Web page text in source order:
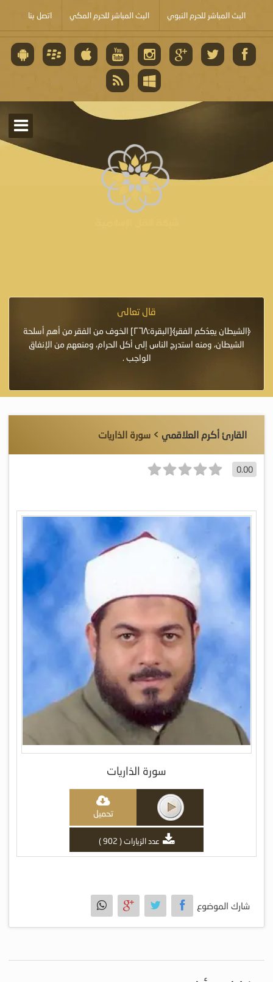
البث المباشر للحرم النبوي البث المباشر للحرم المكي اتصل بنا
قال تعالى
﴿الشيطان يعِدُكم الفقر﴾[البقرة:٢٦٨] الخوف من الفقر من أهم أسلحة
الشيطان، ومنه استدرج الناس إلى أكل الحرام، ومنعهم من الإنفاق
الواجب .
القارئ أكرم العلاقمي > سورة الذاريات
0.00
سورة الذاريات
تحميل
عدد الزيارات ( 902 )
شارك الموضوع